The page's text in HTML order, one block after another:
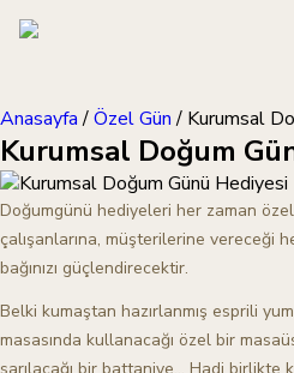
Anasayfa /Özel Gün / Kurumsal
Kurumsal Doğum
Doğumgünü hediyeleri her zaman özel
çalışanlarına, müşterilerine vereceği
bağınızı güçlendirecektir.
Belki kumaştan hazırlanmış esprili
masasında kullanacağı özel bir